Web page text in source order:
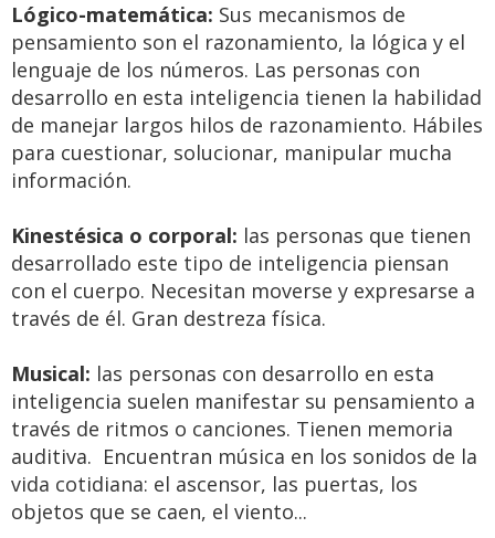
Lógico-matemática: Sus mecanismos de
pensamiento son el razonamiento, la lógica y el
lenguaje de los números. Las personas con
desarrollo en esta inteligencia tienen la habilidad
de manejar largos hilos de razonamiento. Hábiles
para cuestionar, solucionar, manipular mucha
información.
Kinestésica o corporal: las personas que tienen
desarrollado este tipo de inteligencia piensan
con el cuerpo. Necesitan moverse y expresarse a
través de él. Gran destreza física.
Musical: las personas con desarrollo en esta
inteligencia suelen manifestar su pensamiento a
través de ritmos o canciones. Tienen memoria
auditiva. Encuentran música en los sonidos de la
vida cotidiana: el ascensor, las puertas, los
objetos que se caen, el viento...